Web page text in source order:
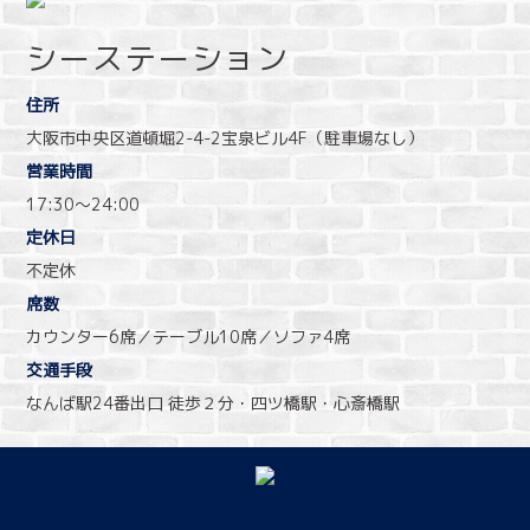
シーステーション
住所
大阪市中央区道頓堀2-4-2宝泉ビル4F（駐車場なし）
営業時間
17:30〜24:00
定休日
不定休
席数
カウンター6席／テーブル10席／ソファ4席
交通手段
なんば駅24番出口 徒歩２分・四ツ橋駅・心斎橋駅